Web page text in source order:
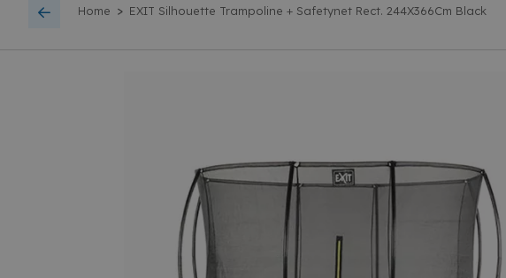
Home > EXIT Silhouette Trampoline + Safetynet Rect. 244X366Cm Black